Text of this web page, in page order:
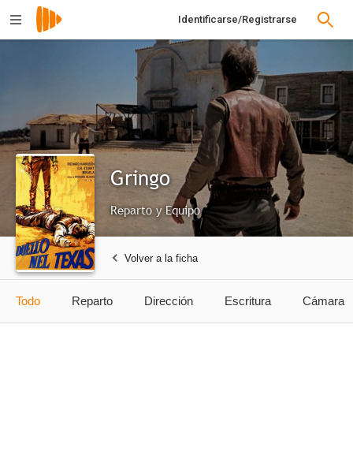
Identificarse/Registrarse
Gringo
Reparto y Equipo
Volver a la ficha
Todo Reparto Dirección Escritura Cámara